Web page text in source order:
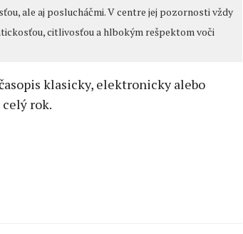
ale aj poslucháčmi. V centre jej pozornosti vždy
citlivosťou a hlbokým rešpektom voči
klasicky, elektronicky alebo
rok.